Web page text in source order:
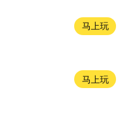
马上玩
马上玩